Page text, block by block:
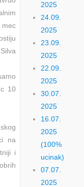
10
na
i
2025
24.09.
2025
23.09.
2025
22.09.
2025
30.07.
2025
16.07.
2025
(100%
ucinak)
07.07.
2025